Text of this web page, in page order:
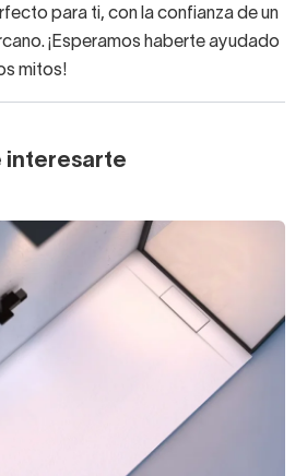
para ti, con la confianza de un
¡Esperamos haberte ayudado
mitos!
interesarte